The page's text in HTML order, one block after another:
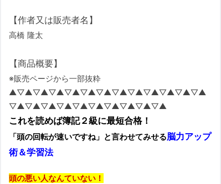
【作者又は販売者名】
高橋 隆太
【商品概要】
※販売ページから一部抜粋
▲▽▲▽▲▽▲▽▲▽▲▽▲▽▲▽▲▽▲▽▲▽▲▽▲
▽▲▽▲▽▲▽▲▽▲▽▲▽▲▽▲▽▲▽▲
これを読めば簿記２級に最短合格！
「頭の回転が速いですね」と言わせてみせる脳力アップ
術＆学習法
頭の悪い人なんていない！